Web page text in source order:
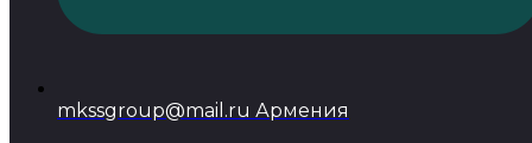
mkssgroup@mail.ru Армения